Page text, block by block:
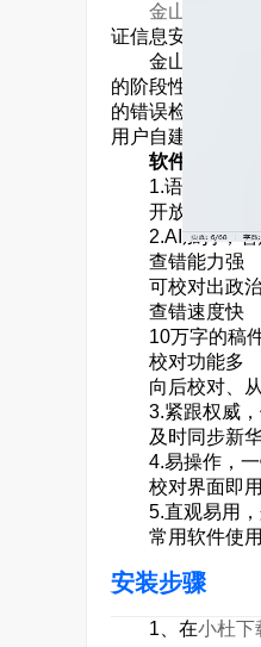
金山
黑马校
证信息安全和操
金山黑马校对
的阶段性成果。
的错误检查、更
用户自建个性化
软件功能：
1.语料丰富，
开放的用户词
2.AI加持，智
查错能力强
可校对出政治
查错速度快
10万字的稿件
校对功能多
向后校对、从
3.紧跟权威，
及时同步新华
4.易操作，一
校对界面即用
5.直观易用，
常用软件使用
安装步骤
1、在小杜下